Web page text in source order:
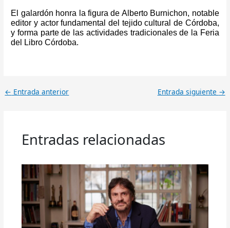
El galardón honra la figura de Alberto Burnichon, notable
editor y actor fundamental del tejido cultural de Córdoba,
y forma parte de las actividades tradicionales de la Feria
del Libro Córdoba.
← Entrada anterior Entrada siguiente →
Entradas relacionadas